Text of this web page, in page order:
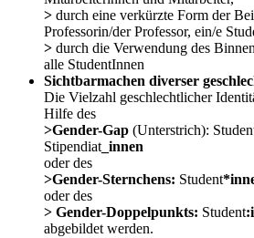
> durch eine verkürzte Form der
Professorin/der Professor, ein/e
> durch die Verwendung des
alle StudentInnen
Sichtbarmachen diverser
Die Vielzahl geschlechtlicher
Hilfe des
>Gender-Gap (Unterstrich):
Stipendiat_innen
oder des
>Gender-Sternchens: Student
oder des
> Gender-Doppelpunkts: Student
abgebildet werden.